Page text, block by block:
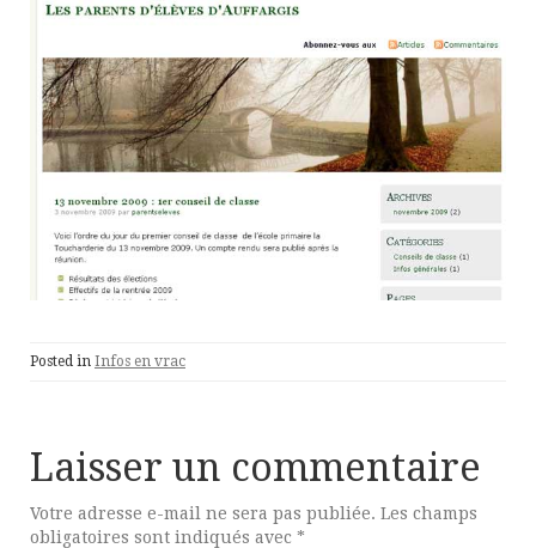
Posted in Infos en vrac
Laisser un commentaire
Votre adresse e-mail ne sera pas publiée. Les champs
obligatoires sont indiqués avec *